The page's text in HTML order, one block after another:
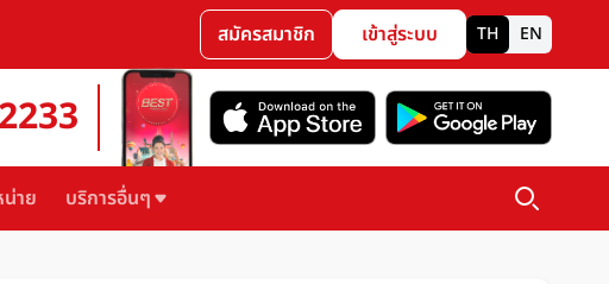
สมัครสมาชิก เข้าสู่ระบบ TH EN
าย บริการอื่นๆ